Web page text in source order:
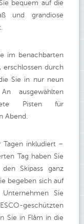
bequem auf die
und grandiose
im benachbarten
erschlossen durch
Sie in nur neun
ausgewählten
Pisten für
Abend.
Tagen inkludiert –
Tag haben Sie
Skipass ganz
begeben sich auf
Unternehmen Sie
geschützten
Sie in Flåm in die